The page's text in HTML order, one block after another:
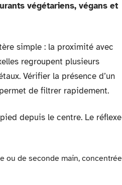
végétariens, végans et
simple : la proximité avec
regroupent plusieurs
Vérifier la présence d’un
de filtrer rapidement.
depuis le centre. Le réflexe
ou de seconde main,